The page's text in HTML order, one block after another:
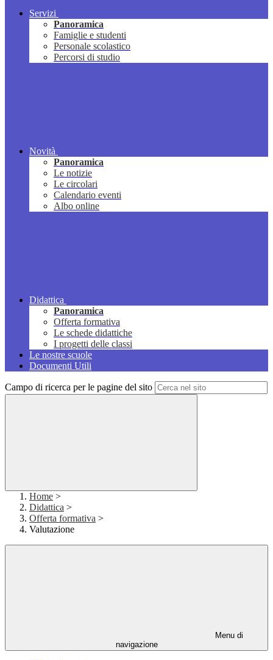
Servizi
Panoramica
Famiglie e studenti
Personale scolastico
Percorsi di studio
Novità
Panoramica
Le notizie
Le circolari
Calendario eventi
Albo online
Didattica
Panoramica
Offerta formativa
Le schede didattiche
I progetti delle classi
Le nostre scuole
Documenti Utili
Campo di ricerca per le pagine del sito
Home >
Didattica >
Offerta formativa >
Valutazione
Menu di
navigazione